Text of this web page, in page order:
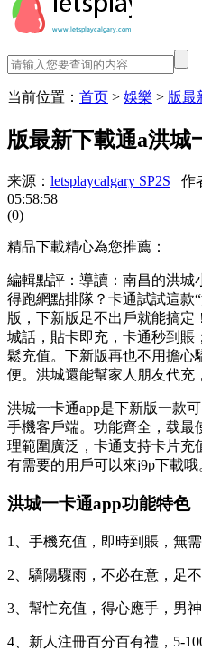
当前位置： 首页 > 娛樂 > 版最
版最新下載通a洪城
来源： letsplaycalgary SP2S 作
05:58:58
(0)
精品下載精心為您推薦：
編輯點評：導讀：南昌的洪城
得跑網點排隊？卡通試試這款
版，下新版 足不出戶就能搞定
城話，貼卡即充，卡通秒到賬
鬆充值。下新版再也不用擔心
便。洪城還能幫家人朋友代充
洪城一卡通app是下新版一款
手機客戶端。功能齊全，载最
理範圍廣泛，卡通支持卡片充
有需要的用戶可以來j9p下載哦
洪城一卡通app功能特色
1、手機充值，即時到賬，無
2、驕陽驟雨，不必在意，足
3、幫忙充值，得心應手，男
4、新人注冊百分百有禮，5-